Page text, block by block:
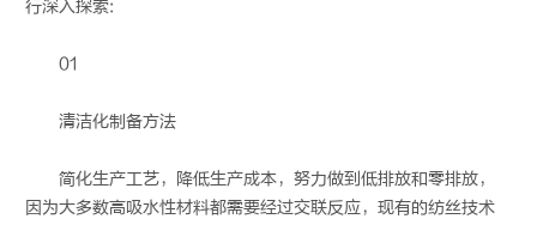
行深入探索:
01
清洁化制备方法
简化生产工艺，降低生产成本，努力做到低排放和零排放，
因为大多数高吸水性材料都需要经过交联反应，现有的纺丝技术